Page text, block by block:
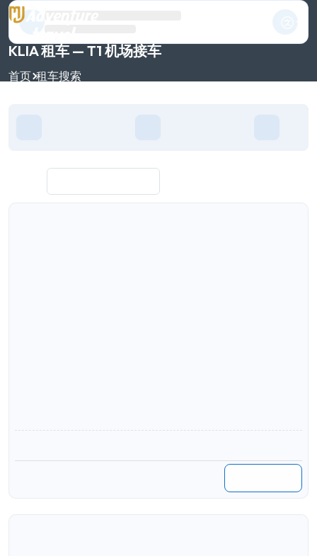
KLIA 租车 — T1 机场接车
首页 租车搜索